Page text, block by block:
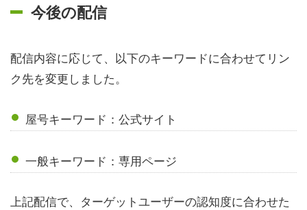
今後の配信
配信内容に応じて、以下のキーワードに合わせてリン
ク先を変更しました。
屋号キーワード：公式サイト
一般キーワード：専用ページ
上記配信で、ターゲットユーザーの認知度に合わせた